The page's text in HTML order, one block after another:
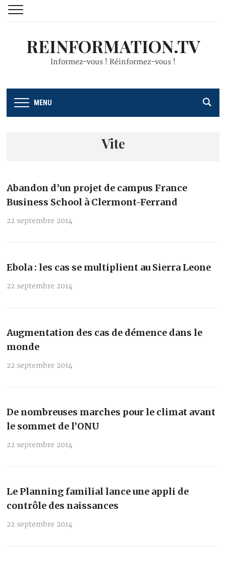
REINFORMATION.TV
Informez-vous ! Réinformez-vous !
MENU
Vite
Abandon d’un projet de campus France
Business School à Clermont-Ferrand
22 septembre 2014
Ebola : les cas se multiplient au Sierra Leone
22 septembre 2014
Augmentation des cas de démence dans le
monde
22 septembre 2014
De nombreuses marches pour le climat avant
le sommet de l’ONU
22 septembre 2014
Le Planning familial lance une appli de
contrôle des naissances
22 septembre 2014